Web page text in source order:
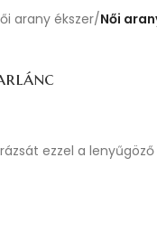
arany ékszer Női
ezzel a lenyűgöző